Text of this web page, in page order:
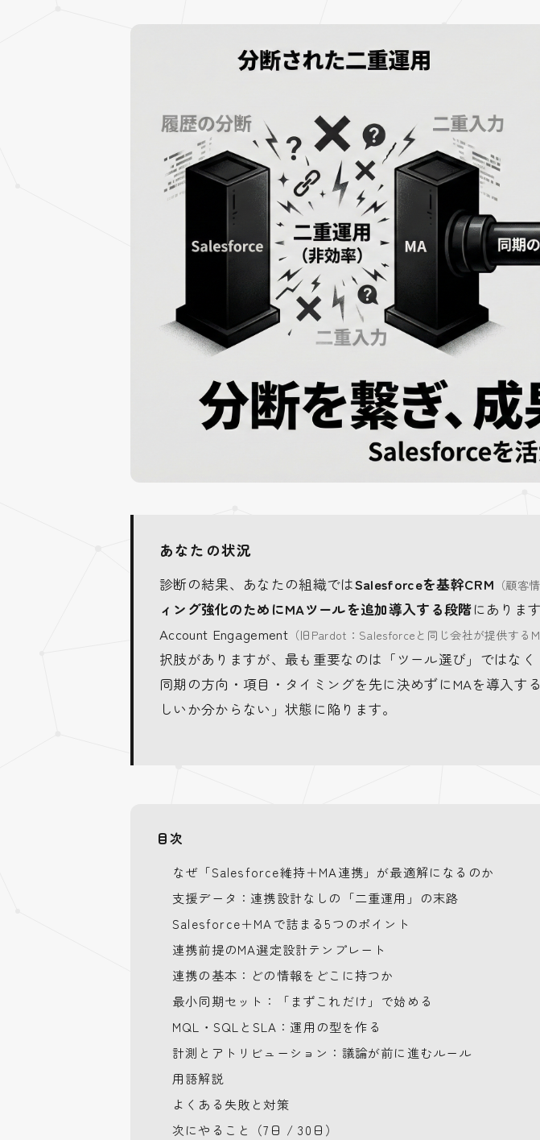
あなたの状況
診断の結果、あなたの組織ではSalesforceを基幹CRM （顧客
ィング強化のためにMAツールを追加導入する段階にあります
Account Engagement （旧Pardot：Salesforceと同じ会社が提供する
択肢がありますが、最も重要なのは「ツール選び」ではなく
同期の方向・項目・タイミングを先に決めずにMAを導入
しいか分からない」状態に陥ります。
目次
なぜ「Salesforce維持＋MA連携」が最適解になるのか
支援データ：連携設計なしの「二重運用」の末路
Salesforce＋MAで詰まる5つのポイント
連携前提のMA選定設計テンプレート
連携の基本：どの情報をどこに持つか
最小同期セット：「まずこれだけ」で始める
MQL・SQLとSLA：運用の型を作る
計測とアトリビューション：議論が前に進むルール
用語解説
よくある失敗と対策
次にやること（7日 / 30日）